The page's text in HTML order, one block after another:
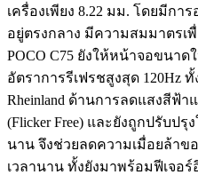
เครื่องเพียง 8.22 มม. โดยมีก
อยู่ตรงกลาง มีความสมมาตรเ
POCO C75 ยังให้หน้าจอขนา
อัตราการรีเฟรชสูงสุด 120Hz
Rheinland ด้านการลดแสงสีฟ้
(Flicker Free) และยังถูกปรับปรุ
นาน จึงช่วยลดความเมื่อยล้าข
เวลานาน ทั้งยังมาพร้อมฟีเจอ